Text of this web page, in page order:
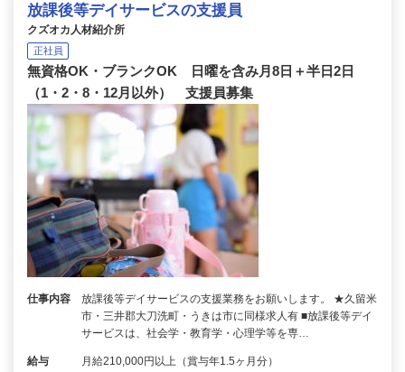
放課後等デイサービスの支援員
クズオカ人材紹介所
正社員
無資格OK・ブランクOK 日曜を含み月8日＋半日2日
（1・2・8・12月以外） 支援員募集
仕事内容
放課後等デイサービスの支援業務をお願いします。 ★久留米
市・三井郡大刀洗町・うきは市に同様求人有 ■放課後等デイ
サービスは、社会学・教育学・心理学等を専…
給与 月給210,000円以上（賞与年1.5ヶ月分）